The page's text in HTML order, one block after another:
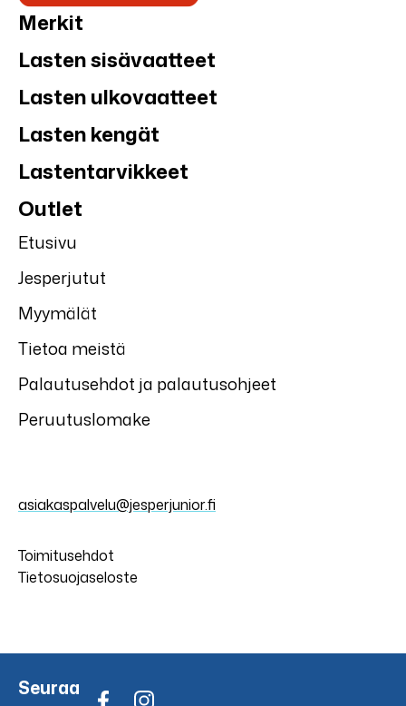
Merkit
Lasten sisävaatteet
Lasten ulkovaatteet
Lasten kengät
Lastentarvikkeet
Outlet
Etusivu
Jesperjutut
Myymälät
Tietoa meistä
Palautusehdot ja palautusohjeet
Peruutuslomake
asiakaspalvelu@jesperjunior.fi
Toimitusehdot
Tietosuojaseloste
Seuraa